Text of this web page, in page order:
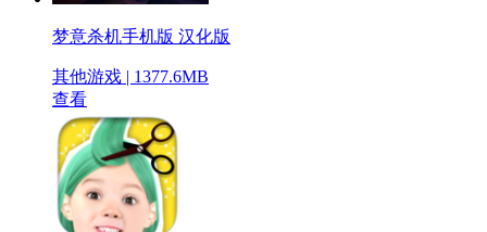
梦意杀机手机版 汉化版
其他游戏 | 1377.6MB
查看